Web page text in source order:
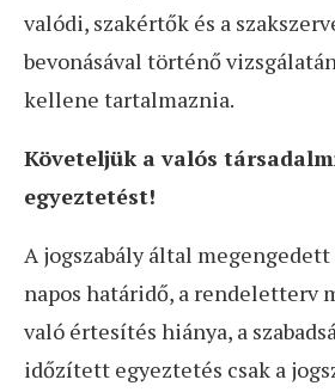
valódi, szakértők és a
bevonásával történő
kellene tartalmaznia.
Követeljük a valós
egyeztetést!
A jogszabály által
napos határidő, a rendeletterv
való értesítés hiánya, a
időzített egyeztetés csak a